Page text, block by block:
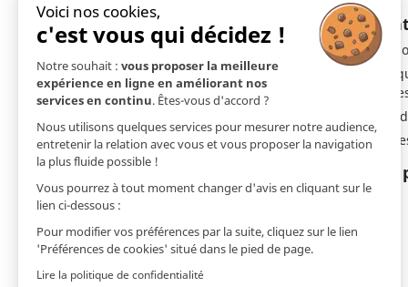
Voici nos cookies,
c'est vous qui décidez !
Notre souhait : vous proposer la meilleure
expérience en ligne en améliorant nos
services en continu. Êtes-vous d'accord ?
Nous utilisons quelques services pour mesurer notre audience,
entretenir la relation avec vous et vous proposer la navigation
la plus fluide possible !
Vous pourrez à tout moment changer d'avis en cliquant sur le
lien ci-dessous :
Pour modifier vos préférences par la suite, cliquez sur le lien
'Préférences de cookies' situé dans le pied de page.
Lire la politique de confidentialité
En savoir plus
Livraison
Qui sommes-nous ?
Site et Paiement sécurisé
Qualité et Garantie
Prochains salons
Développement responsable
FAQ - Foire aux Questions
Code promo
Newsletter
Droit